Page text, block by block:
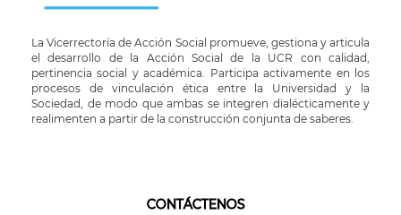
La Vicerrectoría de Acción Social promueve, gestiona y articula
el desarrollo de la Acción Social de la UCR con calidad,
pertinencia social y académica. Participa activamente en los
procesos de vinculación ética entre la Universidad y la
Sociedad, de modo que ambas se integren dialécticamente y
realimenten a partir de la construcción conjunta de saberes.
CONTÁCTENOS